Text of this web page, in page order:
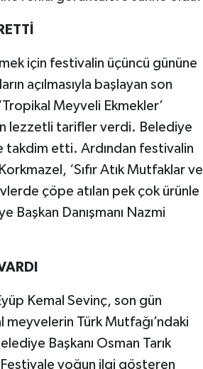
için festivalin üçüncü gününe
açılmasıyla başlayan son
Meyveli Ekmekler’
lezzetli tarifler verdi. Belediye
takdim etti. Ardından festivalin
‘Sıfır Atık Mutfaklar ve
çöpe atılan pek çok ürünle
Başkan Danışmanı Nazmi
Kemal Sevinç, son gün
Türk Mutfağı’ndaki
Başkanı Osman Tarık
yoğun ilgi gösteren